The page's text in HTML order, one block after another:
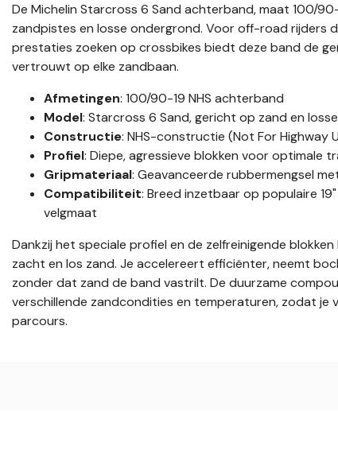
De Michelin Starcross 6 Sand achterband, maat 100/
zandpistes en losse ondergrond. Voor off-road rijders
prestaties zoeken op crossbikes biedt deze band de
vertrouwt op elke zandbaan.
Afmetingen: 100/90-19 NHS achterband
Model: Starcross 6 Sand, gericht op zand en
Constructie: NHS-constructie (Not For Highway
Profiel: Diepe, agressieve blokken voor optimale
Gripmateriaal: Geavanceerde rubbermengsel
Compatibiliteit: Breed inzetbaar op populaire
velgmaat
Dankzij het speciale profiel en de zelfreinigende
zacht en los zand. Je accelereert efficiënter, neemt
zonder dat zand de band vastrilt. De duurzame
verschillende zandcondities en temperaturen, zodat
parcours.